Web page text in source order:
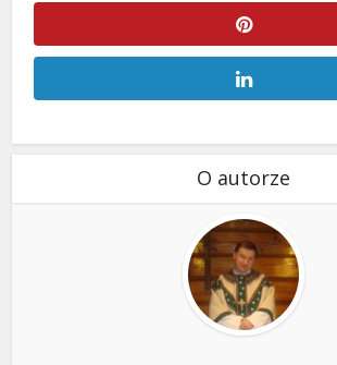
O autorze